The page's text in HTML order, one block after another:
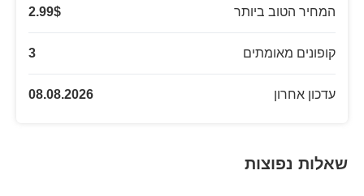
המחיר הטוב ביותר 2.99$
קופונים מאומתים 3
עדכון אחרון 08.08.2026
שאלות נפוצות